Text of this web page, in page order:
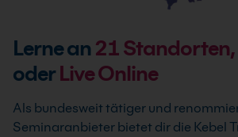
Lerne an 21Standorten,
oderLive Online
Als bundesweit tätiger und
Seminaranbieter bietet dir die Kebel